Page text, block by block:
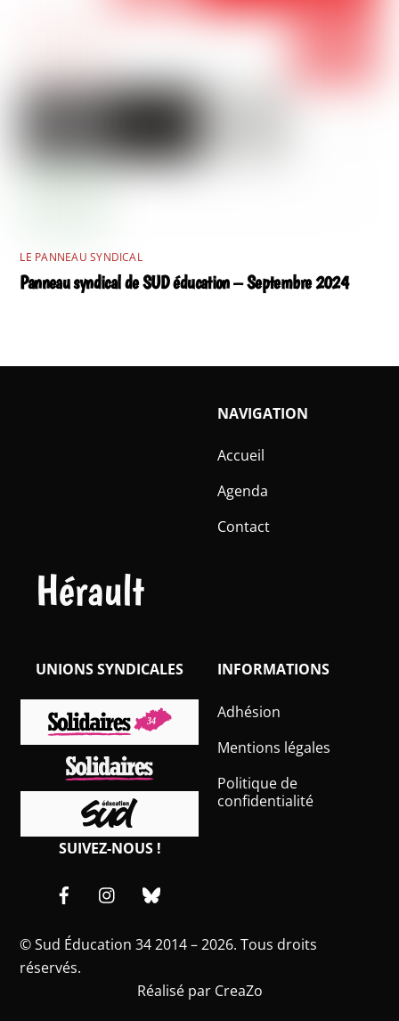
LE PANNEAU SYNDICAL
Panneau syndical de SUD éducation – Septembre 2024
Hérault
NAVIGATION
Accueil
Agenda
Contact
INFORMATIONS
Adhésion
Mentions légales
Politique de
confidentialité
SUIVEZ-NOUS !
FacebookInstagram
UNIONS SYNDICALES
©Sud Éducation 342014 – 2026. Tous droits
réservés.
Réalisé par CreaZo